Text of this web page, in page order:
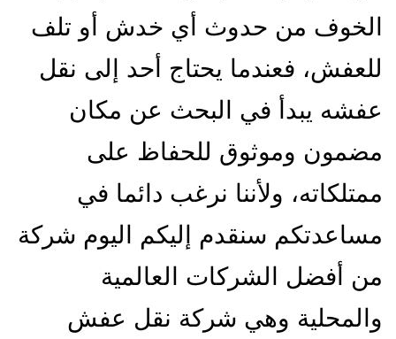
الخوف من حدوث أي خدش أو تلف
للعفش، فعندما يحتاج أحد إلى نقل
عفشه يبدأ في البحث عن مكان
مضمون وموثوق للحفاظ على
ممتلكاته، ولأننا نرغب دائما في
مساعدتكم سنقدم إليكم اليوم شركة
من أفضل الشركات العالمية
والمحلية وهي شركة نقل عفش